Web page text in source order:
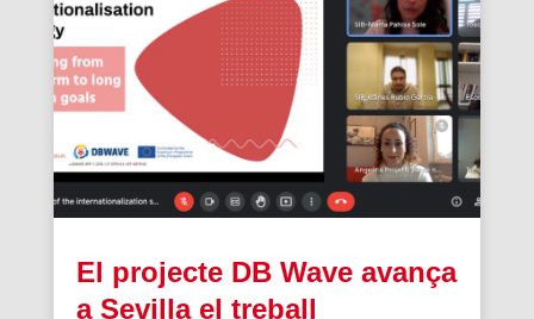
El projecte DB Wave avança
a Sevilla el treball